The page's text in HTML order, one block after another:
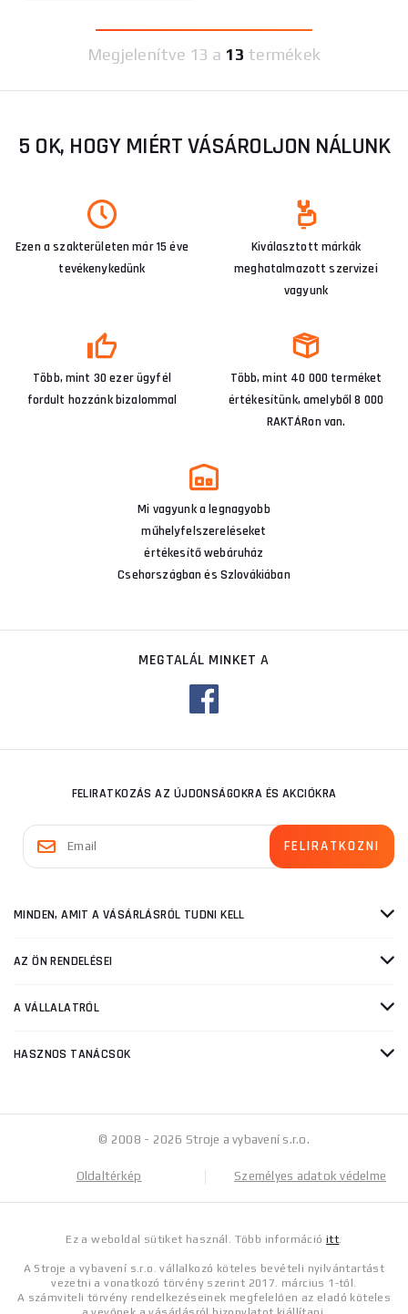
Megjelenítve 13 a 13 termékek
5 OK, HOGY MIÉRT VÁSÁROLJON NÁLUNK
Ezen a szakterületen már 15 éve
tevékenykedünk
Kiválasztott márkák
meghatalmazott szervizei
vagyunk
Több, mint 30 ezer ügyfél
fordult hozzánk bizalommal
Több, mint 40 000 terméket
értékesítünk, amelyből 8 000
RAKTÁRon van.
Mi vagyunk a legnagyobb
műhelyfelszereléseket
értékesítő webáruház
Csehországban és Szlovákiában
MEGTALÁL MINKET A
FELIRATKOZÁS AZ ÚJDONSÁGOKRA ÉS AKCIÓKRA
MINDEN, AMIT A VÁSÁRLÁSRÓL TUDNI KELL
AZ ÖN RENDELÉSEI
A VÁLLALATRÓL
HASZNOS TANÁCSOK
© 2008 - 2026 Stroje a vybavení s.r.o.
Oldaltérkép Személyes adatok védelme
Ez a weboldal sütiket használ. Több információitt.
A Stroje a vybavení s.r.o. vállalkozó köteles bevételi nyilvántartást
vezetni a vonatkozó törvény szerint 2017. március 1-től.
A számviteli törvény rendelkezéseinek megfelelően az eladó köteles